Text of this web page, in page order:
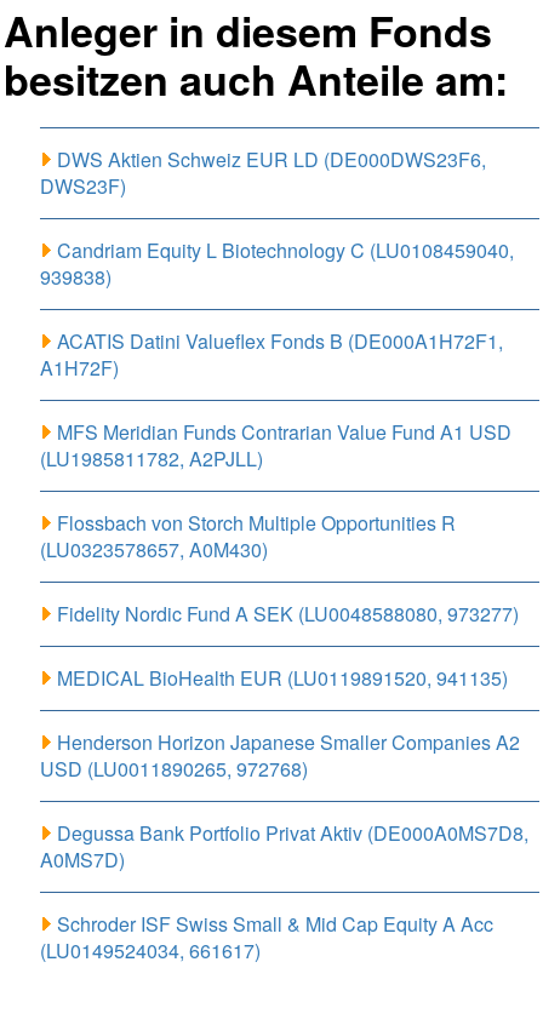
Anleger in diesem Fonds
besitzen auch Anteile am:
DWS Aktien Schweiz EUR LD (DE000DWS23F6,
DWS23F)
Candriam Equity L Biotechnology C (LU0108459040,
939838)
ACATIS Datini Valueflex Fonds B (DE000A1H72F1,
A1H72F)
MFS Meridian Funds Contrarian Value Fund A1 USD
(LU1985811782, A2PJLL)
Flossbach von Storch Multiple Opportunities R
(LU0323578657, A0M430)
Fidelity Nordic Fund A SEK (LU0048588080, 973277)
MEDICAL BioHealth EUR (LU0119891520, 941135)
Henderson Horizon Japanese Smaller Companies A2
USD (LU0011890265, 972768)
Degussa Bank Portfolio Privat Aktiv (DE000A0MS7D8,
A0MS7D)
Schroder ISF Swiss Small & Mid Cap Equity A Acc
(LU0149524034, 661617)